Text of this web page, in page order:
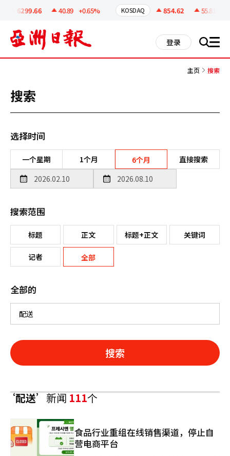
6299.66 40.89 +0.65% KOSDAQ 854.62 55.81
登录 搜 all
主页 搜索
搜索
选择时间
一个星期 1个月 6个月 直接搜索
搜索范围
标题 正文 标题+正文 关键词
记者 全部
全部的
搜索
‘配送’新闻111个
食品行业重组在线销售渠道，停止自
营电商平台